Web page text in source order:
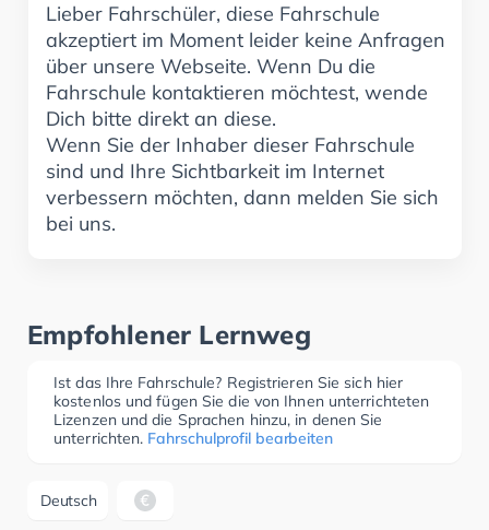
Lieber Fahrschüler, diese Fahrschule
akzeptiert im Moment leider keine Anfragen
über unsere Webseite. Wenn Du die
Fahrschule kontaktieren möchtest, wende
Dich bitte direkt an diese.
Wenn Sie der Inhaber dieser Fahrschule
sind und Ihre Sichtbarkeit im Internet
verbessern möchten, dann melden Sie sich
bei uns.
Empfohlener Lernweg
Ist das Ihre Fahrschule? Registrieren Sie sich hier
kostenlos und fügen Sie die von Ihnen unterrichteten
Lizenzen und die Sprachen hinzu, in denen Sie
unterrichten. Fahrschulprofil bearbeiten
Deutsch